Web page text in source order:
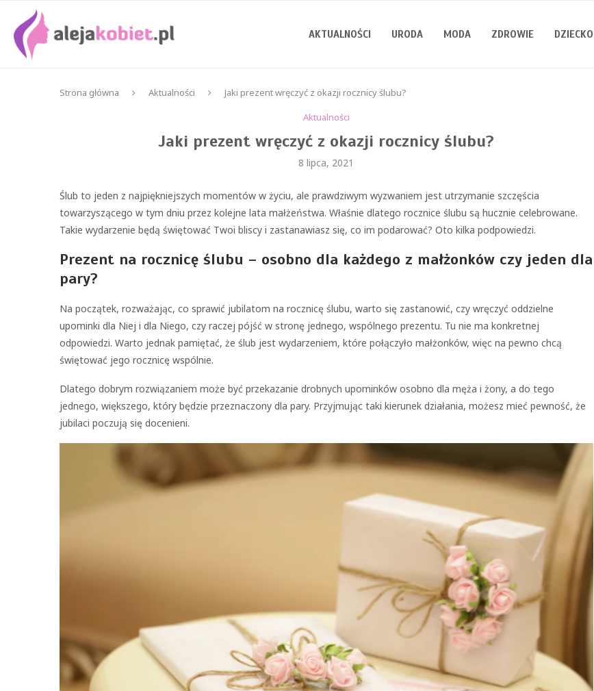
AKTUALNOŚCI URODA MODA ZDROWIE DZIECKO
Strona główna Aktualności
Jaki prezent wręczyć z okazji rocznicy ślubu?
Aktualności
Jaki prezent wręczyć z okazji rocznicy ślubu?
8 lipca, 2021
Ślub to jeden z najpiękniejszych momentów w życiu, ale prawdziwym wyzwaniem jest utrzymanie szczęścia
towarzyszącego w tym dniu przez kolejne lata małżeństwa. Właśnie dlatego rocznice ślubu są hucznie celebrowane.
Takie wydarzenie będą świętować Twoi bliscy i zastanawiasz się, co im podarować? Oto kilka podpowiedzi.
Prezent na rocznicę ślubu – osobno dla każdego z małżonków czy jeden dla
pary?
Na początek, rozważając, co sprawić jubilatom na rocznicę ślubu, warto się zastanowić, czy wręczyć oddzielne
upominki dla Niej i dla Niego, czy raczej pójść w stronę jednego, wspólnego prezentu. Tu nie ma konkretnej
odpowiedzi. Warto jednak pamiętać, że ślub jest wydarzeniem, które połączyło małżonków, więc na pewno chcą
świętować jego rocznicę wspólnie.
Dlatego dobrym rozwiązaniem może być przekazanie drobnych upominków osobno dla męża i żony, a do tego
jednego, większego, który będzie przeznaczony dla pary. Przyjmując taki kierunek działania, możesz mieć pewność, że
jubilaci poczują się docenieni.